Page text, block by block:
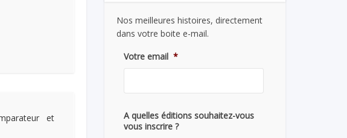
et
Nos meilleures histoires, directement
dans votre boite e-mail.
Votre email *
A quelles éditions souhaitez-vous
vous inscrire ?